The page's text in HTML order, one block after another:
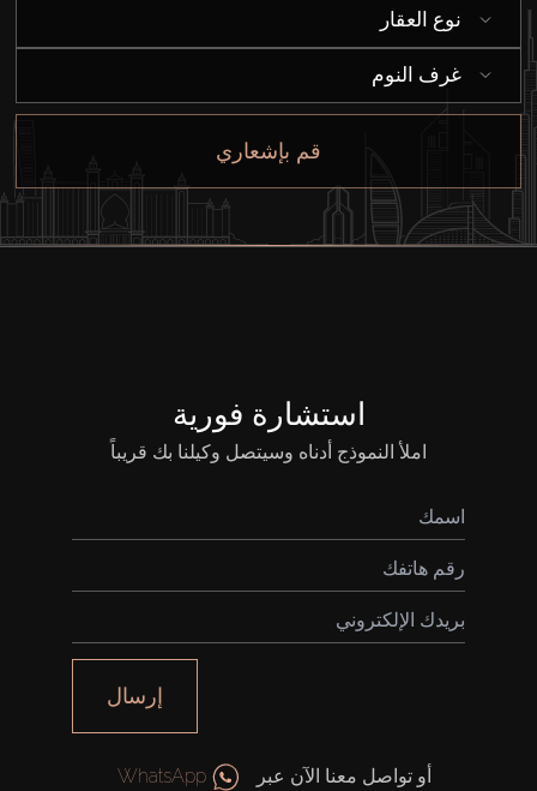
نوع العقار
غرف النوم
قم بإشعاري
استشارة فورية
املأ النموذج أدناه وسيتصل وكيلنا بك قريباً
إرسال
أو تواصل معنا الآن عبر WhatsApp